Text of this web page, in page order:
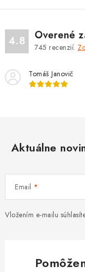
4.8 Overené
745 recenzií.
Tomáš Janovič
Aktuálne
Email
Vložením e-mailu